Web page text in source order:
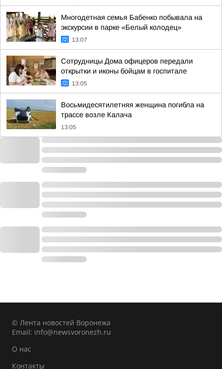
Многодетная семья Бабенко побывала на
экскурсии в парке «Белый колодец»
13:07
Сотрудницы Дома офицеров передали
открытки и иконы бойцам в госпитале
13:05
Восьмидесятилетняя женщина погибла на
трассе возле Калача
13:05
© Лента новостей Воронежа
Email: info@newsvoronezh.ru
О нас
Контакты